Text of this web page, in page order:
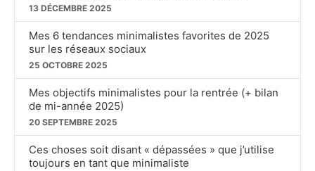
13 DÉCEMBRE 2025
Mes 6 tendances minimalistes favorites de 2025
sur les réseaux sociaux
25 OCTOBRE 2025
Mes objectifs minimalistes pour la rentrée (+ bilan
de mi-année 2025)
20 SEPTEMBRE 2025
Ces choses soit disant « dépassées » que j’utilise
toujours en tant que minimaliste